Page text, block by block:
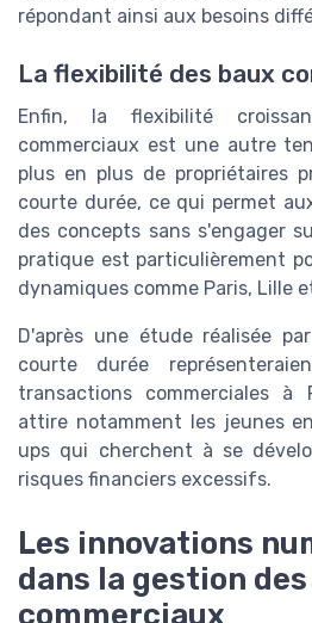
répondant ainsi aux besoins
La flexibilité des baux
Enfin, la flexibilité
commerciaux est une autre
plus en plus de propriétaires
courte durée, ce qui permet
des concepts sans s'engager
pratique est particulièrement
dynamiques comme Paris, Lille
D'après une étude réalisée
courte durée
transactions commerciales à
attire notamment les jeunes
ups qui cherchent à se
risques financiers excessifs.
Les innovations
dans la gestion
commerciaux